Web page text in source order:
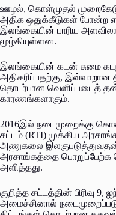
ஊழல், கொள்முதல்
அதிக ஒதுக்கீடுகள் போன்ற
இலங்கையின் பாரிய
மூழ்கியுள்ளன.
இலங்கையின் கடன் சுமை
அதிகரிப்பதற்கு, இவ்வாறான
தொடர்பான வெளிப்படைத்
காரணங்களாகும்.
2016இல் நடைமுறைக்கு
சட்டம் (RTI) முக்கிய
அணுகலை
அரசாங்கத்தை பொறுப்பேற்க
அளித்தது.
குறித்த சட்டத்தின் பிரிவு
அமைச்சினால்